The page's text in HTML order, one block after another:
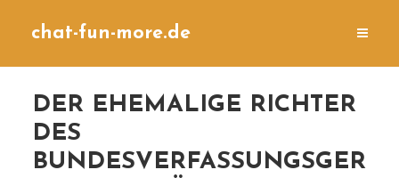
chat-fun-more.de
DER EHEMALIGE RICHTER
DES
BUNDESVERFASSUNGSGER